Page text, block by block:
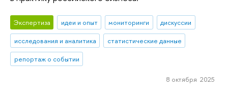
Экспертиза идеи и опыт мониторинги
дискуссии
исследования и аналитика
статистические данные
репортаж о событии
8 октября 2025